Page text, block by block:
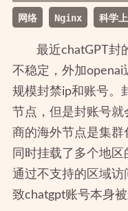
网络 Nginx 科学
最近chatGPT封
不稳定，外加openai
规模封禁ip和账号。
节点，但是封账号
商的海外节点是集
同时挂载了多个地
通过不支持的区域
致chatgpt账号本身被